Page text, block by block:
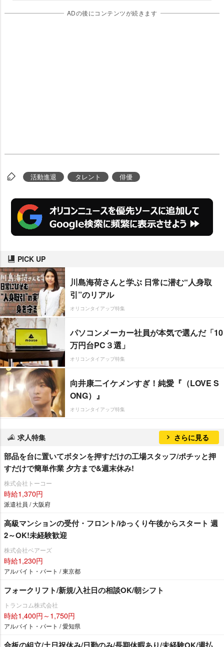
ADの後にコンテンツが続きます
活動進退 タレント 俳優
PICK UP
川島海荷さんと学ぶ 日常に潜む“人身取
引”のリアル
オリコンタイアップ特集
パソコンメーカー社員が本気で選んだ「10
万円台PC３選」
オリコンタイアップ特集
向井康二イケメンすぎ！純愛『（LOVE S
ONG）』
オリコンタイアップ特集
求人特集 さらに見る
部品を台に置いてボタンを押すだけの工場スタッフ/ポチッと押
すだけで簡単作業 夕方まで&週末休み!
株式会社トーコー
時給1,370円
派遣社員 / 大阪府
高級マンションの受付・フロント/ゆっくり午後からスタート 週
2～OK!未経験歓迎
株式会社ベアーズ
時給1,230円
アルバイト・パート / 東京都
フォークリフト/新規/入社日の相談OK/朝シフト
トランコム株式会社
時給1,400円～1,750円
アルバイト・パート / 愛知県